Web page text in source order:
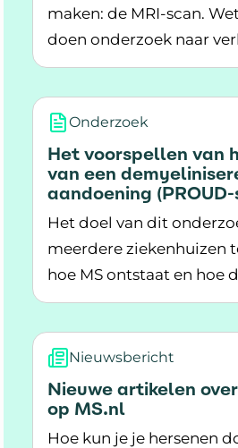
maken: de MRI-scan.
doen onderzoek naar
de MRI.
Lees meer over
Onderzoek
Het voorspellen van
van een
aandoening
Het doel van dit
meerdere ziekenhuizen
hoe MS ontstaat en hoe
aandoening zich
mensen met MS te
extra testen af te nemen.
Lees meer over Het
Nieuwsbericht
Nieuwe artikelen
op MS.nl
Hoe kun je je hersenen